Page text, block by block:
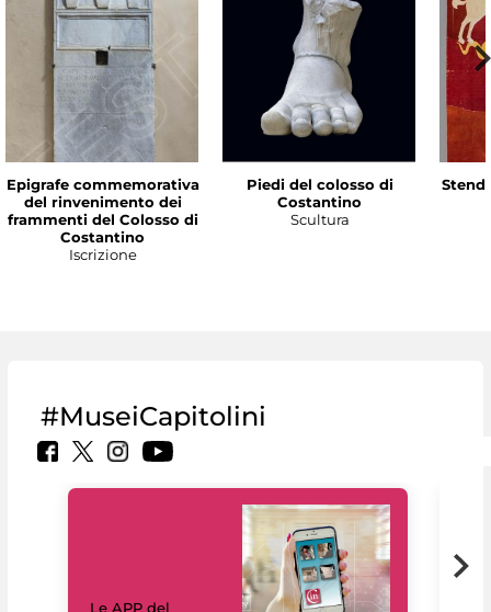
Epigrafe commemorativa
del rinvenimento dei
frammenti del Colosso di
Costantino
Iscrizione
Piedi del colosso di
Costantino
Scultura
#MuseiCapitolini
Le APP del